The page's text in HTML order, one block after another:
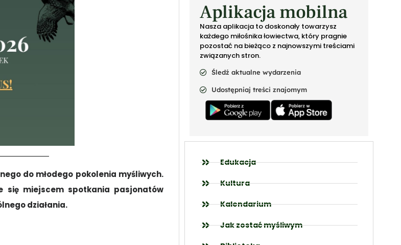
do młodego pokolenia myśliwych.
się miejscem spotkania pasjonatów
działania.
Aplikacja mobilna
Nasza aplikacja to doskonały towarzysz
każdego miłośnika łowiectwa, który pragnie
pozostać na bieżąco z najnowszymi treściami
związanych stron.
Śledź aktualne wydarzenia
Udostępniaj treści znajomym
Edukacja
Kultura
Kalendarium
Jak zostać myśliwym